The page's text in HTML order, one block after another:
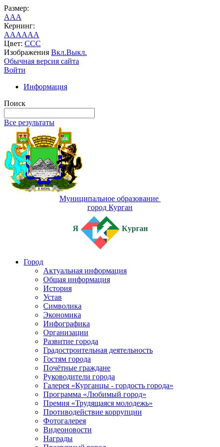
Размер:
AAA
Кернинг:
AAAAAA
Цвет: CCC
Изображения Вкл.Выкл.
Обычная версия сайта
Войти
Информация
Поиск
Все результаты
Муниципальное образование
город Курган
Я Курган
Город
Актуальная информация
Общая информация
История
Устав
Символика
Экономика
Инфографика
Организации
Развитие города
Градостроительная деятельность
Гостям города
Почётные граждане
Руководители города
Галерея «Курганцы - гордость города»
Программа «Любимый город»
Премия «Трудящаяся молодежь»
Противодействие коррупции
Фотогалерея
Видеоновости
Награды